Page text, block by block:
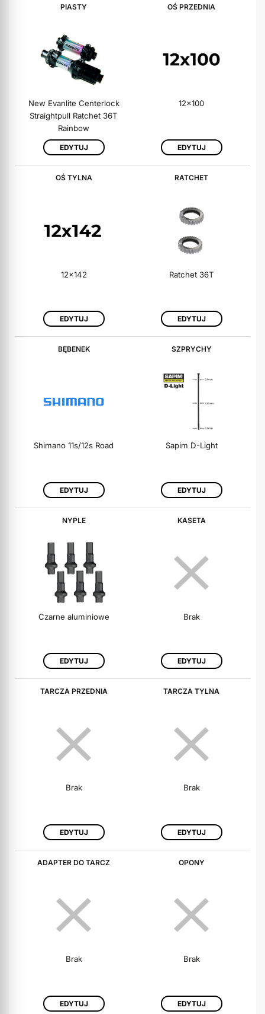
PIASTY
New Evanlite Centerlock
Straightpull Ratchet 36T
Rainbow
EDYTUJ
OŚ PRZEDNIA
12x100
EDYTUJ
OŚ TYLNA
12x142
EDYTUJ
RATCHET
Ratchet 36T
EDYTUJ
BĘBENEK
Shimano 11s/12s Road
EDYTUJ
SZPRYCHY
Sapim D-Light
EDYTUJ
NYPLE
Czarne aluminiowe
EDYTUJ
KASETA
Brak
EDYTUJ
TARCZA PRZEDNIA
Brak
EDYTUJ
TARCZA TYLNA
Brak
EDYTUJ
ADAPTER DO TARCZ
Brak
EDYTUJ
OPONY
Brak
EDYTUJ